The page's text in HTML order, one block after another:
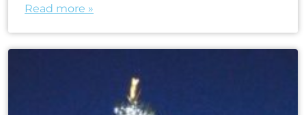
Read more »